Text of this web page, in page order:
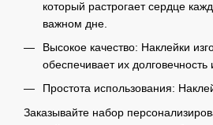
который растрогает сердце
важном дне.
Высокое качество: Наклейки
обеспечивает их
Простота использования:
Заказывайте набор